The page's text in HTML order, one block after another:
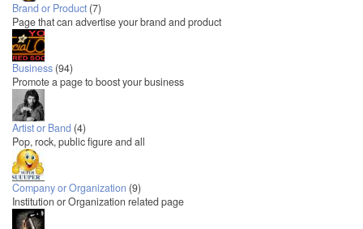
Brand or Product (7)
Page that can advertise your brand and product
Business (94)
Promote a page to boost your business
Artist or Band (4)
Pop, rock, public figure and all
Company or Organization (9)
Institution or Organization related page